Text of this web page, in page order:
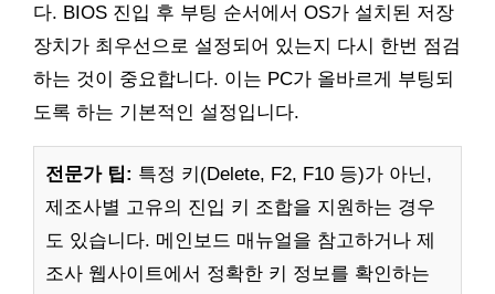
다. BIOS 진입 후 부팅 순서에서 OS가 설치된 저장
장치가 최우선으로 설정되어 있는지 다시 한번 점검
하는 것이 중요합니다. 이는 PC가 올바르게 부팅되
도록 하는 기본적인 설정입니다.
전문가 팁: 특정 키(Delete, F2, F10 등)가 아닌,
제조사별 고유의 진입 키 조합을 지원하는 경우
도 있습니다. 메인보드 매뉴얼을 참고하거나 제
조사 웹사이트에서 정확한 키 정보를 확인하는